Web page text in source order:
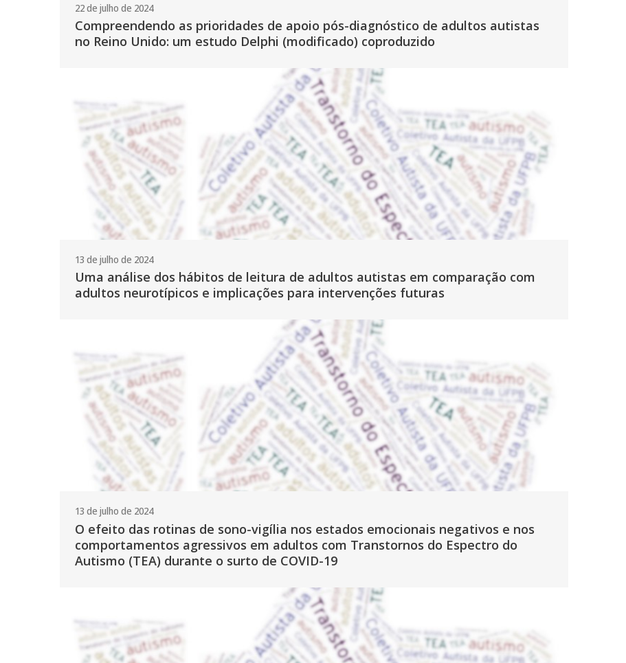
22 de julho de 2024
Compreendendo as prioridades de apoio pós-diagnóstico de adultos autistas
no Reino Unido: um estudo Delphi (modificado) coproduzido
13 de julho de 2024
Uma análise dos hábitos de leitura de adultos autistas em comparação com
adultos neurotípicos e implicações para intervenções futuras
13 de julho de 2024
O efeito das rotinas de sono-vigília nos estados emocionais negativos e nos
comportamentos agressivos em adultos com Transtornos do Espectro do
Autismo (TEA) durante o surto de COVID-19